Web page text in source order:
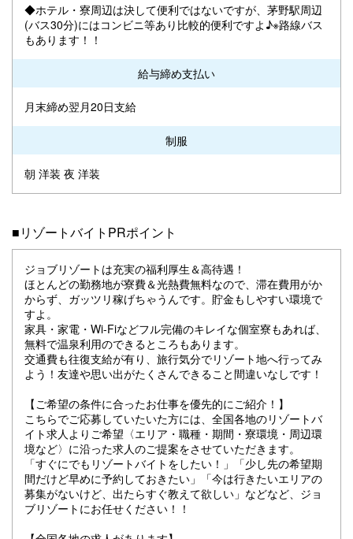
◆ホテル・寮周辺は決して便利ではないですが、茅野駅周辺
(バス30分)にはコンビニ等あり比較的便利ですよ♪※路線バス
もあります！！
給与締め支払い
月末締め翌月20日支給
制服
朝 洋装 夜 洋装
■リゾートバイトPRポイント
ジョブリゾートは充実の福利厚生＆高待遇！
ほとんどの勤務地が寮費＆光熱費無料なので、滞在費用がか
からず、ガッツリ稼げちゃうんです。貯金もしやすい環境で
すよ。
家具・家電・Wi-Fiなどフル完備のキレイな個室寮もあれば、
無料で温泉利用のできるところもあります。
交通費も往復支給が有り、旅行気分でリゾート地へ行ってみ
よう！友達や思い出がたくさんできること間違いなしです！
【ご希望の条件に合ったお仕事を優先的にご紹介！】
こちらでご応募していたいた方には、全国各地のリゾートバ
イト求人よりご希望〈エリア・職種・期間・寮環境・周辺環
境など〉に沿った求人のご提案をさせていただきます。
「すぐにでもリゾートバイトをしたい！」「少し先の希望期
間だけど早めに予約しておきたい」「今は行きたいエリアの
募集がないけど、出たらすぐ教えて欲しい」などなど、ジョ
ブリゾートにお任せください！！